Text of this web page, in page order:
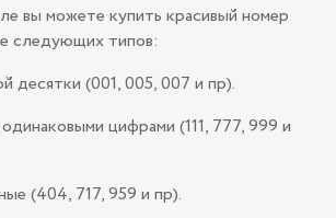
вы можете купить красивый номер
следующих типов:
десятки (001, 005, 007 и пр).
цифрами (111, 777, 999 и
(404, 717, 959 и пр).